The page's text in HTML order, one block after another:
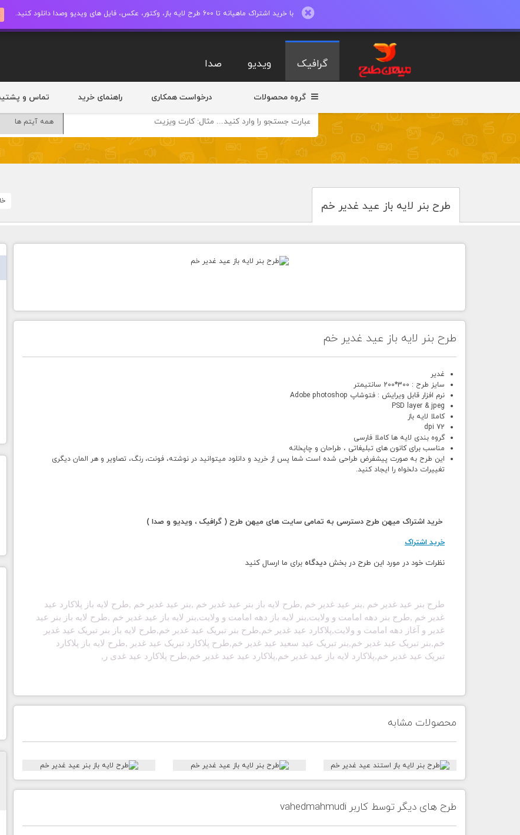
با خرید اشتراک ماهیانه تا 600 طرح لایه باز، وکتور، عکس، فایل های ویدیو وصدا دانلود کنید.
گرافیک ویدیو صدا
گروه محصولات درخواست همکاری راهنمای خرید تماس و
طرح بنر لایه باز عید غدیر خم
طرح بنر لایه باز عید غدیر خم
غدیر
سایز طرح : 300*200 سانتیمتر
نرم افزار قابل ویرایش : فتوشاپ Adobe photoshop
PSD layer & jpeg
کاملا لایه باز
72 dpi
گروه بندی لایه ها کاملا فارسی
مناسب برای کانون های تبلیغاتی ، طراحان و چاپخانه
این طرح به صورت پیشفرض طراحی شده است شما پس از خرید و دانلود میتوانید در نوشته، فونت، رنگ، تصاویر و هر المان دیگری
تغییرات دلخواه را ایجاد کنید.
خرید اشتراک میهن طرح دسترسی به تمامی سایت های میهن طرح ( گرافیک ، ویدیو و صدا )
خرید اشتراک
نظرات خود در مورد این طرح در بخش دیدگاه برای ما ارسال کنید
طرح بنر عید غدیر خم ,بنر عید غدیر خم ,طرح لایه باز بنر عید غدیر خم ,بنر عید غدیر خم ,طرح لایه باز پلاکارد عید
غدیر خم ,طرح بنر دهه امامت و ولایت,بنر لایه باز دهه امامت و ولایت,بنر لایه باز عید غدیر خم ,طرح لایه باز بنر
عید
غدیر
و آغاز دهه امامت و ولایت,پلاکارد عید غدیر خم ,طرح بنر تبریک عید غدیر خم ,طرح لایه باز بنر تبریک عید غدیر
خم ,بنر تبریک عید غدیر خم ,بنر تبریک عید سعید عید غدیر خم ,طرح پلاکارد تبریک عید غدیر ,طرح لایه باز پلاکارد
تبریک عید غدیر خم ,پلاکارد لایه باز عید غدیر خم ,پلاکارد عید عید غدیر خم ,طرح پلاکارد عید غدی ر ,
محصولات مشابه
طرح های دیگر توسط کاربر vahedmahmudi